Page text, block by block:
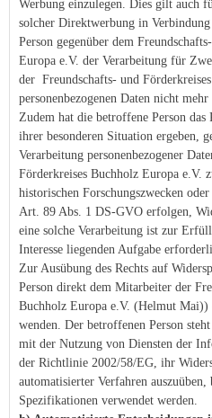
Werbung einzulegen. Dies gilt auch
solcher Direktwerbung in
Person gegenüber dem
Europa e.V. der Verarbeitung für
der Freundschafts- und
personenbezogenen Daten nicht
Zudem hat die betroffene Person das
ihrer besonderen Situation ergeben,
Verarbeitung personenbezogener
Förderkreises Buchholz Europa e.V.
historischen Forschungszwecken
Art. 89 Abs. 1 DS-GVO erfolgen,
eine solche Verarbeitung ist zur
Interesse liegenden Aufgabe
Zur Ausübung des Rechts auf
Person direkt dem Mitarbeiter der
Buchholz Europa e.V. (Helmut Mai))
wenden. Der betroffenen Person
mit der Nutzung von Diensten der
der Richtlinie 2002/58/EG, ihr
automatisierter Verfahren auszuüben,
Spezifikationen verwendet werden.